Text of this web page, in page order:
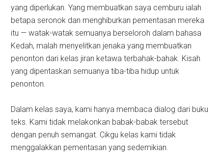
yang diperlukan. Yang membuatkan saya cemburu ialah
betapa seronok dan menghiburkan pementasan mereka
itu — watak-watak semuanya berseloroh dalam bahasa
Kedah, malah menyelitkan jenaka yang membuatkan
penonton dari kelas jiran ketawa terbahak-bahak. Kisah
yang dipentaskan semuanya tiba-tiba hidup untuk
penonton.
Dalam kelas saya, kami hanya membaca dialog dari buku
teks. Kami tidak melakonkan babak-babak tersebut
dengan penuh semangat. Cikgu kelas kami tidak
menggalakkan pementasan yang sedemikian.